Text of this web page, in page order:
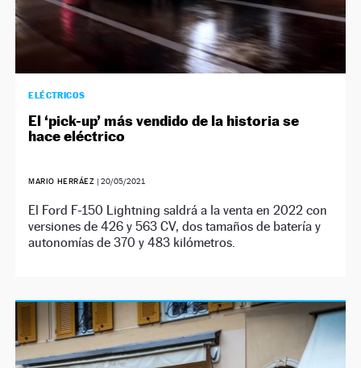
ELÉCTRICOS
El ‘pick-up’ más vendido de la historia se
hace eléctrico
MARIO HERRÁEZ | 20/05/2021
El Ford F-150 Lightning saldrá a la venta en 2022 con
versiones de 426 y 563 CV, dos tamaños de batería y
autonomías de 370 y 483 kilómetros.